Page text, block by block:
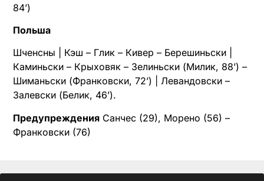
84’)
Польша
Шченсны | Кэш – Глик – Кивер – Берешиньски |
Каминьски – Крыховяк – Зелиньски (Милик, 88’) –
Шиманьски (Франковски, 72’) | Левандовски –
Залевски (Белик, 46’).
Предупреждения Санчес (29), Морено (56) –
Франковски (76)